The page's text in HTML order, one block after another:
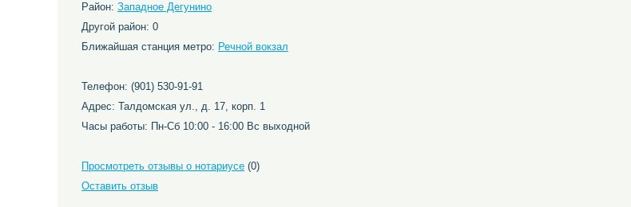
Район: Западное Дегунино
Другой район: 0
Ближайшая станция метро: Речной вокзал
Телефон: (901) 530-91-91
Адрес: Талдомская ул., д. 17, корп. 1
Часы работы: Пн-Сб 10:00 - 16:00 Вс выходной
Просмотреть отзывы о нотариусе (0)
Оставить отзыв